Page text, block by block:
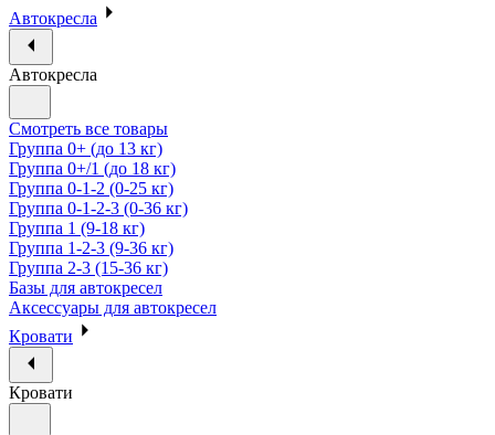
Автокресла
Автокресла
Смотреть все товары
Группа 0+ (до 13 кг)
Группа 0+/1 (до 18 кг)
Группа 0-1-2 (0-25 кг)
Группа 0-1-2-3 (0-36 кг)
Группа 1 (9-18 кг)
Группа 1-2-3 (9-36 кг)
Группа 2-3 (15-36 кг)
Базы для автокресел
Аксессуары для автокресел
Кровати
Кровати